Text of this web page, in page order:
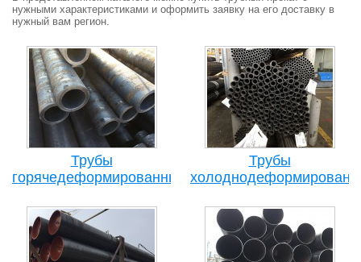
нужными характеристиками и оформить заявку на его доставку в
нужный вам регион.
Трубы
горячедеформированные
Трубы